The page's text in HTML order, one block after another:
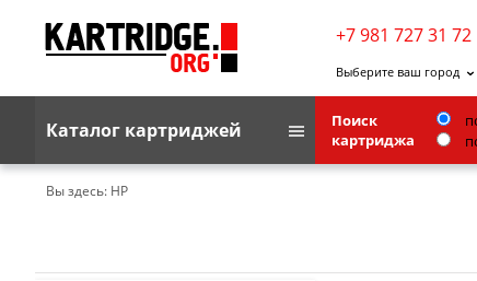
+7 981 727 31 72
Выберите ваш город
Каталог картриджей
Brother
Kodak
Поиск
картриджа
Вы здесь: HP